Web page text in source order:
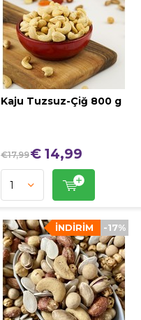
Kaju Tuzsuz-Çiğ 800 g
€17,99€ 14,99
-17%
İNDIRIM